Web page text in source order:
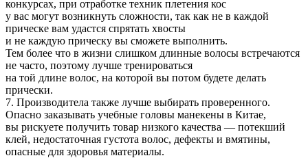
конкурсах, при отработке техник плетения кос
у вас могут возникнуть сложности, так как не в каждой
прическе вам удастся спрятать хвосты
и не каждую прическу вы сможете выполнить.
Тем более что в жизни слишком длинные волосы встречаются
не часто, поэтому лучше тренироваться
на той длине волос, на которой вы потом будете делать
прически.
7. Производитела также лучше выбирать проверенного.
Опасно заказывать учебные головы манекены в Китае,
вы рискуете получить товар низкого качества — потекший
клей, недостаточная густота волос, дефекты и вмятины,
опасные для здоровья материалы.